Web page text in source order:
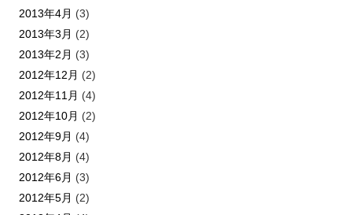
2013年4月 (3)
2013年3月 (2)
2013年2月 (3)
2012年12月 (2)
2012年11月 (4)
2012年10月 (2)
2012年9月 (4)
2012年8月 (4)
2012年6月 (3)
2012年5月 (2)